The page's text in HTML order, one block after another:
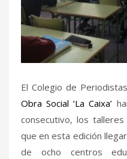
El Colegio de
Obra Social ‘La Caixa’
consecutivo, los talleres
que en esta edición
de ocho centros